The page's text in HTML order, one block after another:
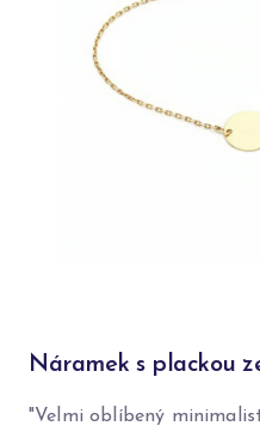
Náramek s plackou
"Velmi oblíbený